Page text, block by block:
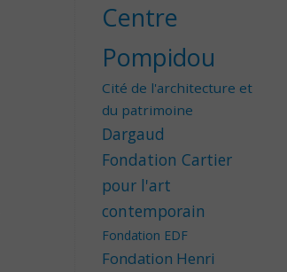
Centre
Pompidou
Cité de l'architecture et
du patrimoine
Dargaud
Fondation Cartier
pour l'art
contemporain
Fondation EDF
Fondation Henri